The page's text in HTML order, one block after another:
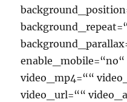
enable_mobile=“no“
video_mp4=““
video_url=““